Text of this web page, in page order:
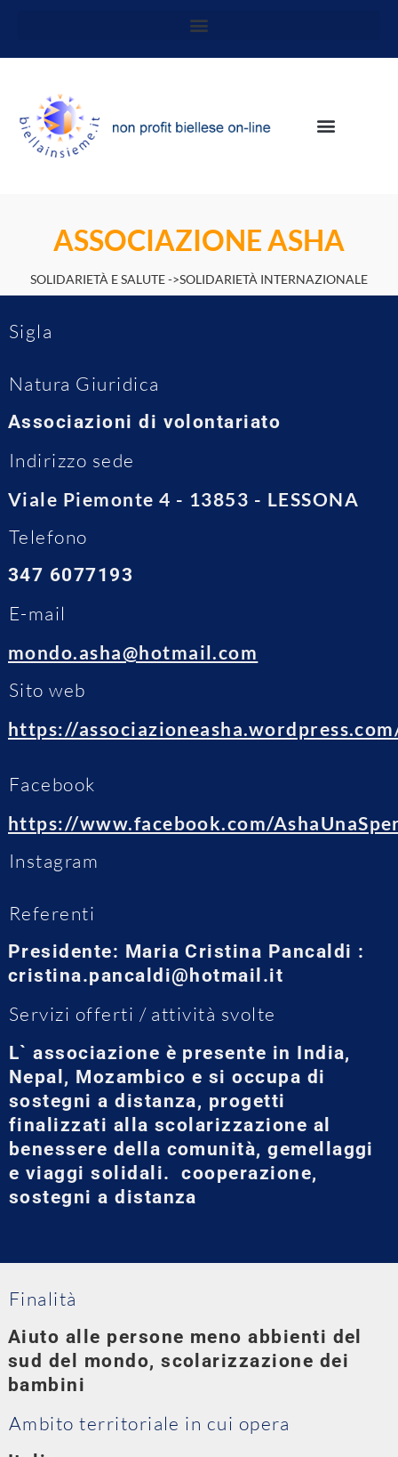
ASSOCIAZIONE ASHA
SOLIDARIETÀ E SALUTE ->SOLIDARIETÀ INTERNAZIONALE
Sigla
Natura Giuridica
Associazioni di volontariato
Indirizzo sede
Viale Piemonte 4 - 13853 - LESSONA
Telefono
347 6077193
E-mail
mondo.asha@hotmail.com
Sito web
https://
Facebook
https://www.facebook.com/
Instagram
Referenti
Presidente: Maria Cristina Pancaldi :
cristina.pancaldi@hotmail.it
Servizi offerti / attività svolte
L` associazione è presente in India,
Nepal, Mozambico e si occupa di
sostegni a distanza, progetti
finalizzati alla scolarizzazione al
benessere della comunità, gemellaggi
e viaggi solidali. cooperazione,
sostegni a distanza
Finalità
Aiuto alle persone meno abbienti del
sud del mondo, scolarizzazione dei
bambini
Ambito territoriale in cui opera